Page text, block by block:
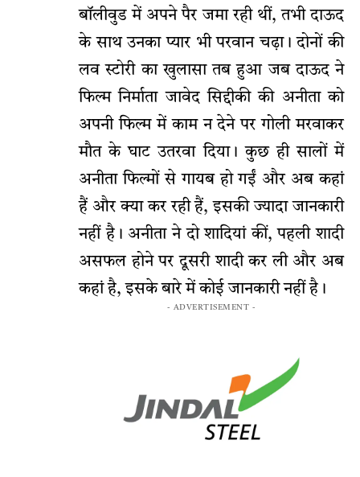
बॉलीवुड में अपने पैर जमा रही थीं, तभी दाऊद
के साथ उनका प्यार भी परवान चढ़ा। दोनों की
लव स्टोरी का खुलासा तब हुआ जब दाऊद ने
फिल्म निर्माता जावेद सिद्दीकी की अनीता को
अपनी फिल्म में काम न देने पर गोली मरवाकर
मौत के घाट उतरवा दिया। कुछ ही सालों में
अनीता फिल्मों से गायब हो गईं और अब कहां
हैं और क्या कर रही हैं, इसकी ज्यादा जानकारी
नहीं है। अनीता ने दो शादियां कीं, पहली शादी
असफल होने पर दूसरी शादी कर ली और अब
कहां है, इसके बारे में कोई जानकारी नहीं है।
- ADVERTISEMENT -